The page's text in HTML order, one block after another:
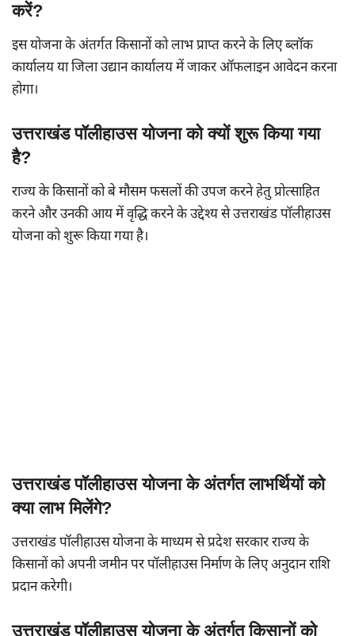
करें?
इस योजना के अंतर्गत किसानों को लाभ प्राप्त करने के लिए ब्लॉक
कार्यालय या जिला उद्यान कार्यालय में जाकर ऑफलाइन आवेदन करना
होगा।
उत्तराखंड पॉलीहाउस योजना को क्यों शुरू किया गया
है?
राज्य के किसानों को बे मौसम फसलों की उपज करने हेतु प्रोत्साहित
करने और उनकी आय में वृद्धि करने के उद्देश्य से उत्तराखंड पॉलीहाउस
योजना को शुरू किया गया है।
उत्तराखंड पॉलीहाउस योजना के अंतर्गत लाभर्थियों को
क्या लाभ मिलेंगे?
उत्तराखंड पॉलीहाउस योजना के माध्यम से प्रदेश सरकार राज्य के
किसानों को अपनी जमीन पर पॉलीहाउस निर्माण के लिए अनुदान राशि
प्रदान करेगी।
उत्तराखंड पॉलीहाउस योजना के अंतर्गत किसानों को